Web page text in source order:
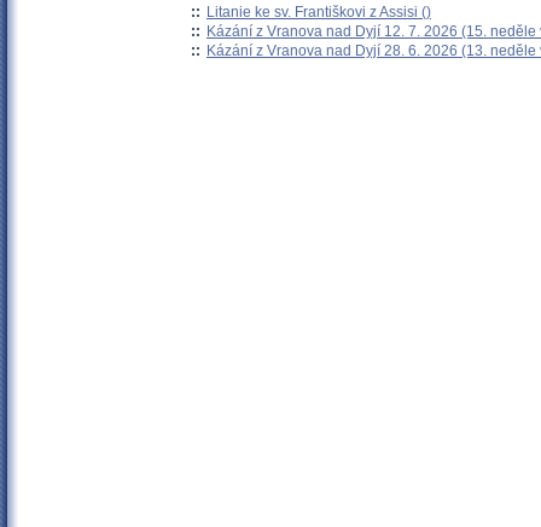
:: Litanie ke sv. Františkovi z Assisi ()
:: Kázání z Vranova nad Dyjí 12. 7. 2026 (15. neděle
:: Kázání z Vranova nad Dyjí 28. 6. 2026 (13. neděle